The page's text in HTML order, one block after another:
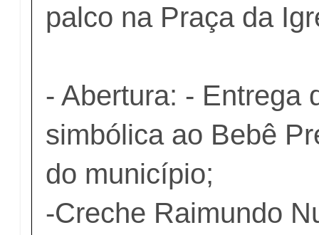
palco na Praça da
- Abertura: - Entrega
simbólica ao Bebê
do município;
-Creche Raimundo